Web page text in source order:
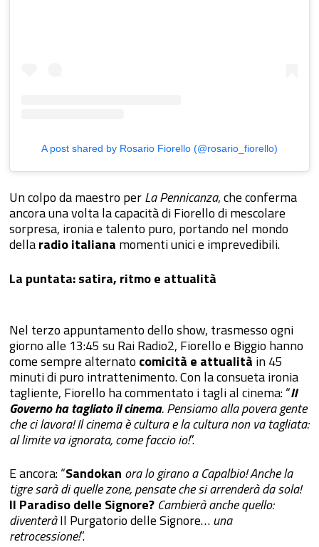
A post shared by Rosario Fiorello (@rosario_fiorello)
Un colpo da maestro perLa Pennicanza, che conferma
ancora una volta la capacità di Fiorello di mescolare
sorpresa, ironia e talento puro, portando nel mondo
dellaradio italiana momenti unici e imprevedibili.
La puntata: satira, ritmo e attualità
Nel terzo appuntamento dello show, trasmesso ogni
giorno alle 13:45 su Rai Radio2, Fiorello e Biggio hanno
come sempre alternato comicità e attualità in 45
minuti di puro intrattenimento. Con la consueta ironia
tagliente, Fiorello ha commentato i tagli al cinema: “Il
Governo ha tagliato il cinema. Pensiamo alla povera gente
che ci lavora! Il cinema è cultura e la cultura non va tagliata:
al limite va ignorata, come faccio io!”.
E ancora: “Sandokan ora lo girano a Capalbio! Anche la
tigre sarà di quelle zone, pensate che si arrenderà da sola!
Il Paradiso delle Signore? Cambierà anche quello:
diventeràIl Purgatorio delle Signore…una
retrocessione!”.